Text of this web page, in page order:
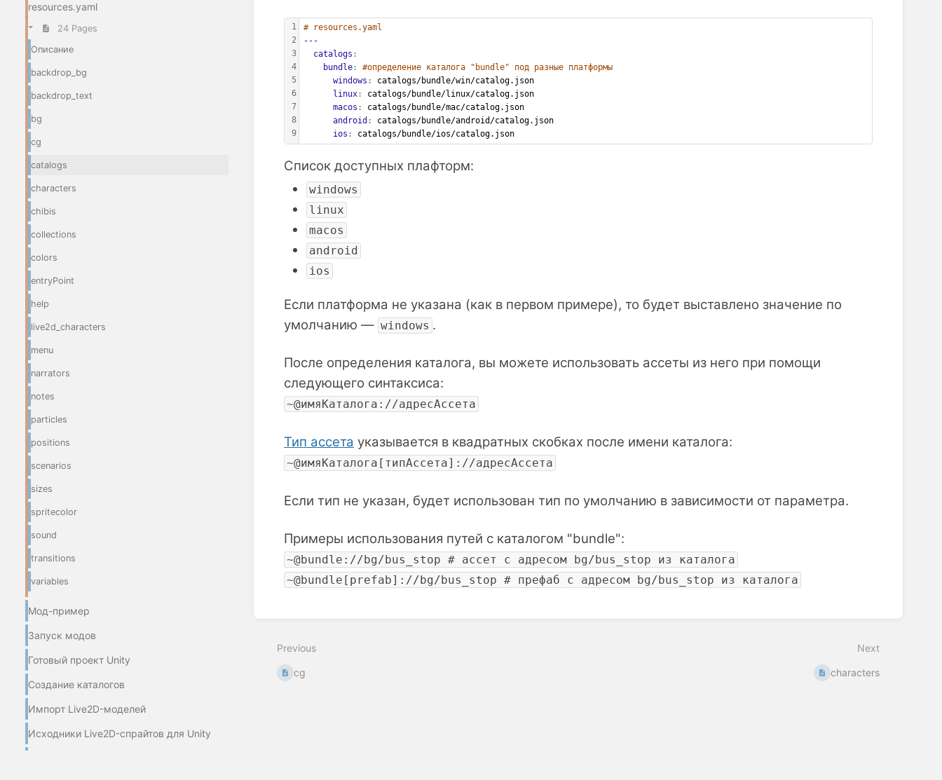
resources.yaml
24 Pages
Описание
backdrop_bg
backdrop_text
bg
cg
catalogs
characters
chibis
collections
colors
entryPoint
help
live2d_characters
menu
narrators
notes
particles
positions
scenarios
sizes
spritecolor
sound
transitions
variables
Мод-пример
Запуск модов
Готовый проект Unity
Создание каталогов
Импорт Live2D-моделей
Исходники Live2D-спрайтов для Unity
1
2
3
4
5
6
7
8
9
# resources.yaml
---
  catalogs
:
    bundle
: #определение каталога "bundle" под разные платформы
      windows
: catalogs/bundle/win/catalog.json
      linux
: catalogs/bundle/linux/catalog.json
      macos
: catalogs/bundle/mac/catalog.json
      android
: catalogs/bundle/android/catalog.json
      ios
: catalogs/bundle/ios/catalog.json
Список доступных плафторм:
windows
linux
macos
android
ios
Если платформа не указана (как в первом примере), то будет выставлено значение по
умолчанию — windows .
После определения каталога, вы можете использовать ассеты из него при помощи
следующего синтаксиса:
~@имяКаталога://адресАссета
Тип ассета указывается в квадратных скобках после имени каталога:
~@имяКаталога[типАссета]://адресАссета
Если тип не указан, будет использован тип по умолчанию в зависимости от параметра.
Примеры использования путей с каталогом "bundle":
~@bundle://bg/bus_stop # ассет с адресом bg/bus_stop из каталога
~@bundle[prefab]://bg/bus_stop # префаб с адресом bg/bus_stop из каталога
mode
Previous
cg
Next
characters